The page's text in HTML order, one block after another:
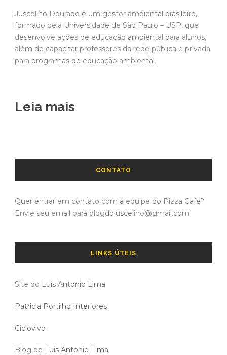
Juscelino Dourado é um gestor ambiental brasileiro,
formado pela Universidade de São Paulo – USP, que
desenvolve ações de educação ambiental para alunos,
além de capacitar professores da rede pública e privada
para programas de educação ambiental.
Leia mais
CONTATO
Quer entrar em contato com a equipe do Pizza Cafe?
Envie seu email para blogdojuscelino@gmail.com
LINKS ÚTEIS
Site do Luis Antonio Lima
Patricia Portilho Interiores
Ciclovivo
Blog do Luis Antonio Lima